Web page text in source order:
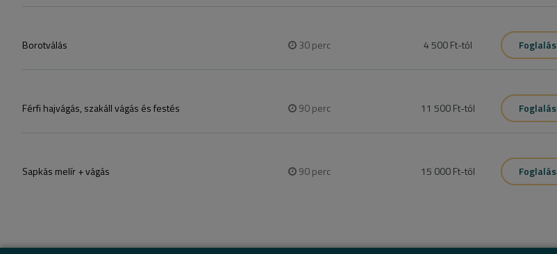
Borotválás 30perc 4 500 Ft-tól Foglalás
Férfi hajvágás, szakáll vágás és festés 90perc 11 500 Ft-tól Foglalás
Sapkás melír + vágás 90perc 15 000 Ft-tól Foglalás